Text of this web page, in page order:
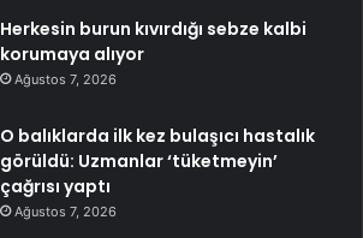
Herkesin burun kıvırdığı sebze kalbi
korumaya alıyor
Ağustos 7, 2026
O balıklarda ilk kez bulaşıcı hastalık
görüldü: Uzmanlar ‘tüketmeyin’
çağrısı yaptı
Ağustos 7, 2026